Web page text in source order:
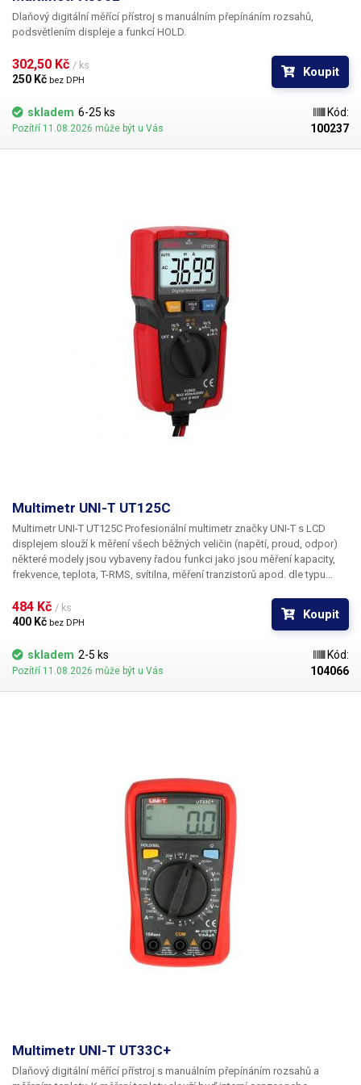
doba nabíjení je zhruba 2 hodiny, doba provozu se pohybuje v rozmezí
3-5 hodin v závislosti na typu měření a nastavení jasu displeje. Multimetr
lze používat i při nabíjení, avšak je třeba dbát na omezení způsobena
Balení:Multimetr ZT-
Dlaňový digitální měřící přístroj s manuálním přepínáním rozsahů,
podsvětlením displeje a funkcí HOLD.
302,50 Kč / ks
250 Kč bez DPH
Koupit
skladem 6-25 ks
Pozítří 11.08.2026 může být u Vás
Kód:
100237
Multimetr UNI-T UT125C
​Multimetr UNI-T UT125C
displejem slouží k měření všech běžných veličin (napětí, proud, odpor)
některé modely jsou vybaveny řadou funkci jako jsou měření kapacity,
frekvence, teplota, T-RMS, svítilna, měření tranzistorů apod. dle typu
přístroje při měření a opravách elektrospotřebičů, kancelářské techniky,
rozvodů el. energie v budovách, elektroinstalacích automobilů, nebo při
jsou vybaveny zdířkami, do kterých se připojí měřící šnůry s hroty,
pomocí, kterých je následně prováděno měření, veškeré naměřené
60kHz Střída 20 - 80% Test diod Akustický test (prozváněčka)
Automatické vypínání Funkce HOLD Indikátor nízkého napětí baterie
Bezdotykový detektor napětí (NVC) Pevně připojené měřicí šňůry
zařízení je možné za příplatek (není zahrnut v ceně výrobku) dodat
, cena kalibrace závisí na typu zařízení a rozsahu
kalibrace u jednotlivých měrných veličin. V případě zájmu o kalibraci
kontaktujte prosím naše obchodí oddělení, které Vám, v co nejkratším
zašle cenovou kalkulaci za kalibraci dle vašich požadavků.
přístrojů (multimetry, klešťové multimetry lze kalibrovat tyto veličiny)
Stejnosměrné napětí, Střídavé napětí, Stejnosměrný proud, Střídavý
proud, Stejnosměrný a střídavý výkon, Odpor, Kapacita, Indukčnost.
UT125C, měřící šnůry
484 Kč / ks
400 Kč bez DPH
Koupit
skladem 2-5 ks
Pozítří 11.08.2026 může být u Vás
Kód:
104066
Multimetr UNI-T UT33C+
Dlaňový digitální měřící přístroj s manuálním přepínáním rozsahů a